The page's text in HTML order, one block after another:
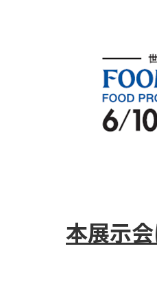
本展示